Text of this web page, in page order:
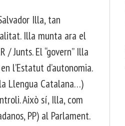
Illa, tan
Illa munta ara el
Junts. El “govern” Illa
l’Estatut d’autonomia.
la Llengua Catalana…)
Això sí, Illa, com
PP) al Parlament.